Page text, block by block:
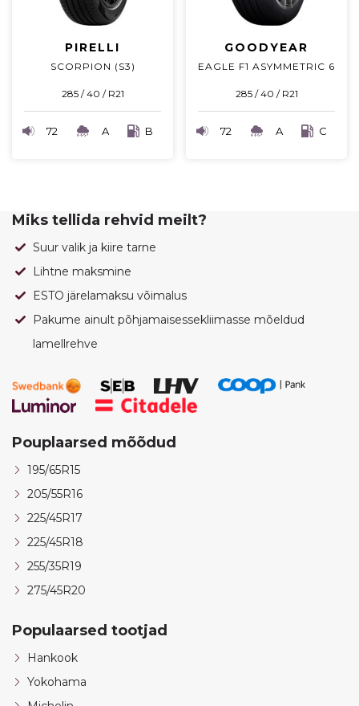
PIRELLI
SCORPION (S3)
285 / 40 / R21
72 A B
GOODYEAR
EAGLE F1 ASYMMETRIC 6
285 / 40 / R21
72 A C
Miks tellida rehvid meilt?
Suur valik ja kiire tarne
Lihtne maksmine
ESTO järelamaksu võimalus
Pakume ainult põhjamaisessekliimasse mõeldud
lamellrehve
Pouplaarsed mõõdud
195/65R15
205/55R16
225/45R17
225/45R18
255/35R19
275/45R20
Populaarsed tootjad
Hankook
Yokohama